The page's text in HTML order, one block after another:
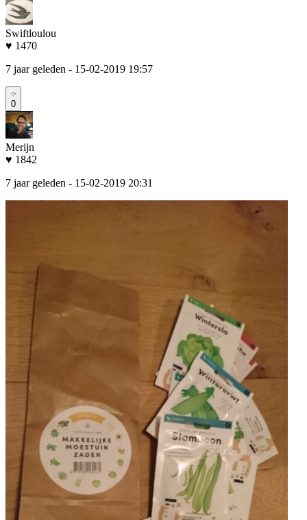
Swiftloulou
♥ 1470
7 jaar geleden - 15-02-2019 19:57
0
Merijn
♥ 1842
7 jaar geleden - 15-02-2019 20:31